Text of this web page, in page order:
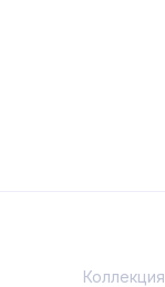
Коллекция